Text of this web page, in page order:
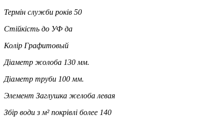
Термін служби років 50
Стійкість до УФ да
Колір Графитовый
Діаметр жолоба 130 мм.
Діаметр труби 100 мм.
Элемент Заглушка желоба левая
Збір води з м² покрівлі более 140